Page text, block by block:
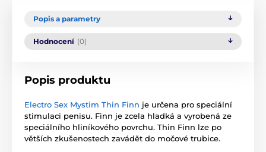
Popis a parametry
Hodnocení (0)
Popis produktu
Electro Sex Mystim Thin Finn je určena pro speciální
stimulaci penisu. Finn je zcela hladká a vyrobená ze
speciálního hliníkového povrchu. Thin Finn lze po
větších zkušenostech zavádět do močové trubice.